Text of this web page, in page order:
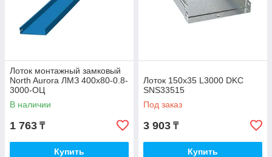
Лоток монтажный замковый
North Aurora ЛМЗ 400x80-0.8-
3000-ОЦ
В наличии
1 763 ₸
Купить
Лоток 150х35 L3000 DKC
SNS33515
Под заказ
3 903 ₸
Купить